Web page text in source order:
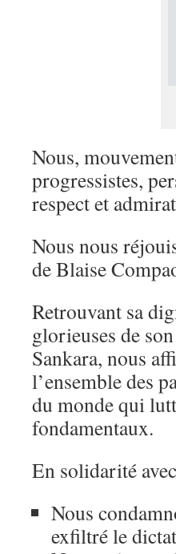
Nous,
progressistes,
respect et
Nous nous
de Blaise
Retrouvant sa
glorieuses de
Sankara, nous
l’ensemble des
du monde qui
fondamentaux.
En solidarité
Nous
exfiltré le